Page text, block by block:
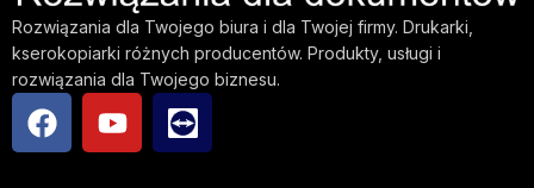
Rozwiązania dla Twojego biura i dla Twojej firmy. Drukarki,
kserokopiarki różnych producentów. Produkty, usługi i
rozwiązania dla Twojego biznesu.